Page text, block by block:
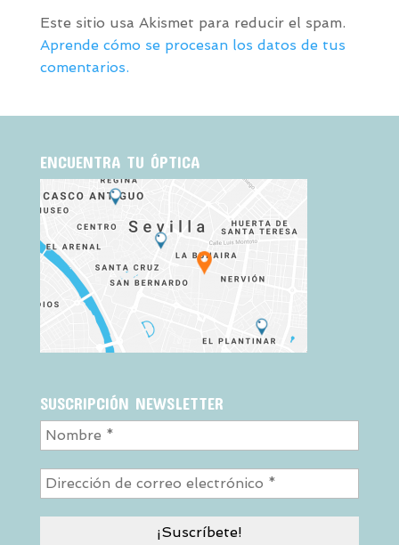
Este sitio usa Akismet para reducir el spam.
Aprende cómo se procesan los datos de tus
comentarios.
ENCUENTRA TU ÓPTICA
SUSCRIPCIÓN NEWSLETTER